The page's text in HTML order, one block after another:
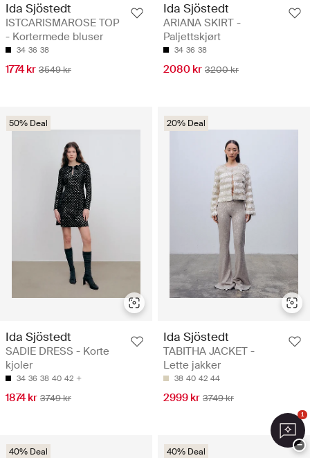
Ida Sjöstedt
ISTCARISMAROSE TOP
- Kortermede bluser
34 36 38
1774 kr 3549 kr
Ida Sjöstedt
ARIANA SKIRT -
Paljettskjørt
34 36 38
2080 kr 3200 kr
50% Deal
Ida Sjöstedt
SADIE DRESS - Korte
kjoler
34 36 38 40 42
1874 kr 3749 kr
20% Deal
Ida Sjöstedt
TABITHA JACKET -
Lette jakker
38 40 42 44
2999 kr 3749 kr
40% Deal 40% Deal
1
−